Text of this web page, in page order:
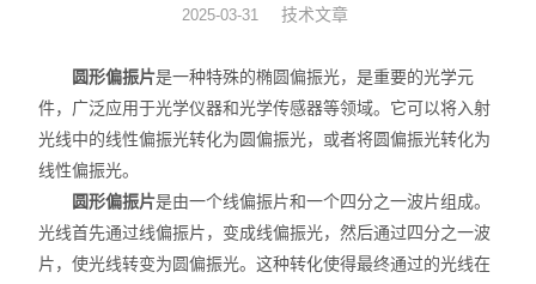
光纤器件
2025-03-31 技术文章
圆形偏振片是一种特殊的椭圆偏振光，是重要的光学元
件，广泛应用于光学仪器和光学传感器等领域。它可以将入射
光线中的线性偏振光转化为圆偏振光，或者将圆偏振光转化为
线性偏振光。
圆形偏振片是由一个线偏振片和一个四分之一波片组成。
光线首先通过线偏振片，变成线偏振光，然后通过四分之一波
片，使光线转变为圆偏振光。这种转化使得最终通过的光线在